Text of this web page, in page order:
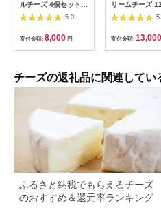
ルチーズ 4個セット
【B109】 チーズ 北
5.0
寄付金額: 8,000 円
リームチーズ
ット【A101】
ムチーズ 北海道
寄付金額: 13,000
チーズの返礼品に関連してい
ふるさと納税でもらえるチーズ
のおすすめ＆還元率ランキング